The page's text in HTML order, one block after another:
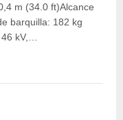
m (34.0 ft)Alcance
barquilla: 182 kg
kV,…